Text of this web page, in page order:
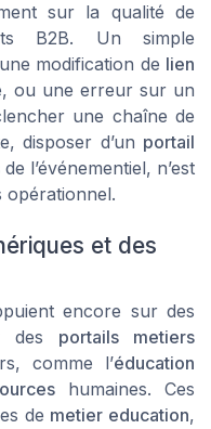
sur la qualité de
B2B. Un simple
modification de lien
ou une erreur sur un
une chaîne de
disposer d’un portail
de l’événementiel, n’est
opérationnel.
et des
encore sur des
des portails metiers
comme l’éducation
humaines. Ces
de metier education,